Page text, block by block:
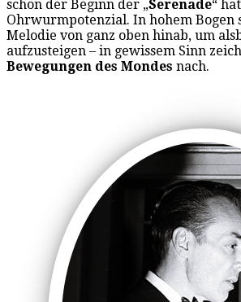
schon der Beginn der „Serenade“ hat
Ohrwurmpotenzial. In hohem Bogen
Melodie von ganz oben hinab, um
aufzusteigen – in gewissem Sinn
Bewegungen des Mondes nach.